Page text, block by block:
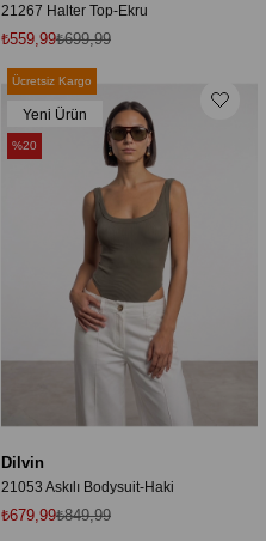
21267 Halter Top-Ekru
₺559,99₺699,99
Dilvin
21053 Askılı Bodysuit-Haki
₺679,99₺849,99
Ücretsiz Kargo
Yeni Ürün
%20